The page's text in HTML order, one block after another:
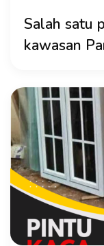
Salah satu
kawasan